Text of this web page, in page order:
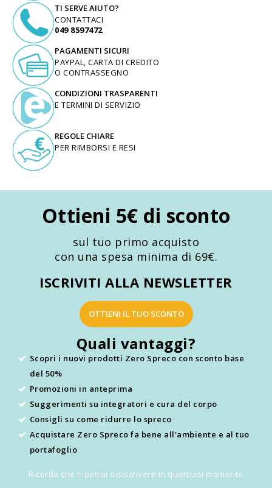
TI SERVE AIUTO?
CONTATTACI
049 8597472
PAGAMENTI SICURI
PAYPAL, CARTA DI CREDITO
O CONTRASSEGNO
CONDIZIONI TRASPARENTI
E TERMINI DI SERVIZIO
REGOLE CHIARE
PER RIMBORSI E RESI
Ottieni 5€ di sconto
sul tuo primo acquisto
con una spesa minima di 69€.
ISCRIVITI ALLA NEWSLETTER
OTTIENI IL TUO SCONTO
Quali vantaggi?
Scopri i nuovi prodotti Zero Spreco con sconto base
del 50%
Promozioni in anteprima
Suggerimenti su integratori e cura del corpo
Consigli su come ridurre lo spreco
Acquistare Zero Spreco fa bene all'ambiente e al tuo
portafoglio
Ricorda che ti potrai disiscrivere in qualsiasi momento